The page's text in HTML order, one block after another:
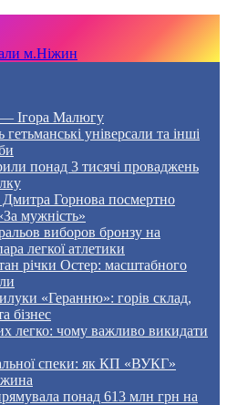
м.Ніжин
Ігора Малюгу
універсали та інші
понад 3 тисячі проваджень
Дмитра Горнова посмертно
мужність»
виборов бронзу на
легкої атлетики
річки Остер: масштабного
«Геранню»: горів склад,
бізнес
легко: чому важливо викидати
спеки: як КП «ВУКГ»
понад 613 млн грн на